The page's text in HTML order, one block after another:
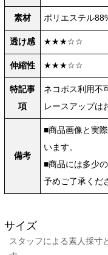
素材 ポリエステル
透け感 ★★★☆☆
伸縮性 ★★★☆☆
特記事
項
ネコポス利用不
レースアップは
備考
■商品画像と実
います。
■商品には多少
予めご了承くだ
サイズ
スタッフによる素人採寸